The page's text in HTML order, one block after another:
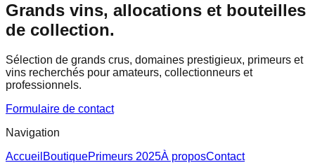
Grands vins, allocations et bouteilles
de collection.
Sélection de grands crus, domaines prestigieux, primeurs et
vins recherchés pour amateurs, collectionneurs et
professionnels.
Formulaire de contact
Navigation
Accueil BoutiquePrimeurs 2025À proposContact